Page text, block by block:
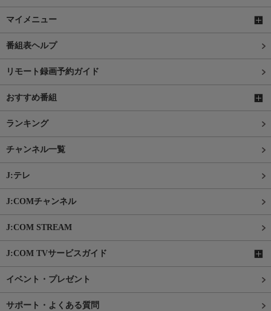
マイメニュー
番組表ヘルプ
リモート録画予約ガイド
おすすめ番組
ランキング
チャンネル一覧
J:テレ
J:COMチャンネル
J:COM STREAM
J:COM TVサービスガイド
イベント・プレゼント
サポート・よくある質問